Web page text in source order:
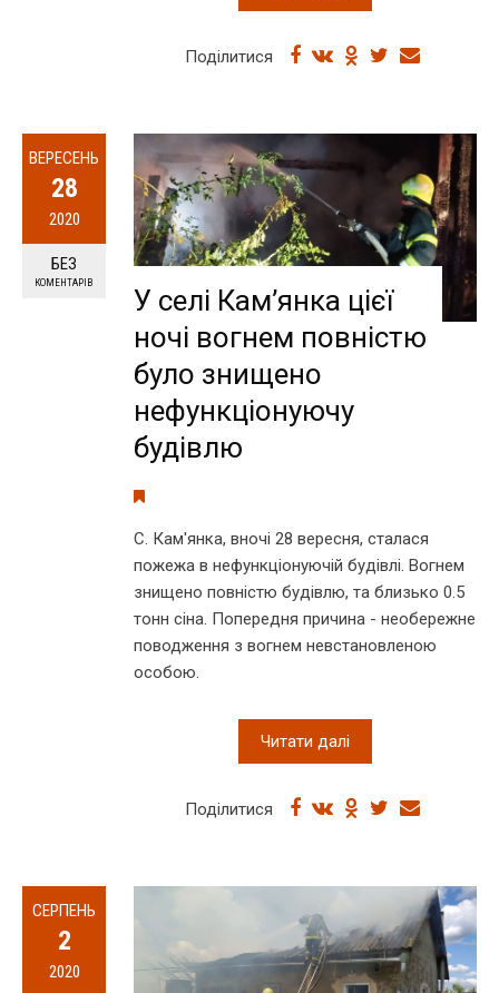
Поділитися
ВЕРЕСЕНЬ
28
2020
БЕЗ
КОМЕНТАРІВ
У селі Кам’янка цієї
ночі вогнем повністю
було знищено
нефункціонуючу
будівлю
С. Кам'янка, вночі 28 вересня, сталася
пожежа в нефункціонуючій будівлі. Вогнем
знищено повністю будівлю, та близько 0.5
тонн сіна. Попередня причина - необережне
поводження з вогнем невстановленою
особою.
Читати далі
Поділитися
СЕРПЕНЬ
2
2020